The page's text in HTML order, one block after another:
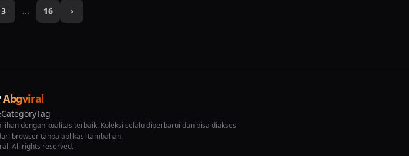
3 … 16 ›
Abgviral
CategoryTag
dengan kualitas terbaik. Koleksi selalu diperbarui dan bisa diakses
browser tanpa aplikasi tambahan.
All rights reserved.